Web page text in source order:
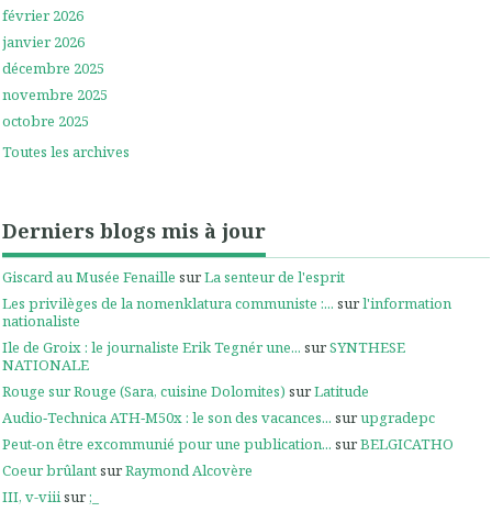
février 2026
janvier 2026
décembre 2025
novembre 2025
octobre 2025
Toutes les archives
Derniers blogs mis à jour
Giscard au Musée Fenaille surLa senteur de l'esprit
Les privilèges de la nomenklatura communiste :... surl'information
nationaliste
Ile de Groix : le journaliste Erik Tegnér une... surSYNTHESE
NATIONALE
Rouge sur Rouge (Sara, cuisine Dolomites) surLatitude
Audio‑Technica ATH‑M50x : le son des vacances... surupgradepc
Peut-on être excommunié pour une publication... surBELGICATHO
Coeur brûlantsurRaymond Alcovère
III, v-viiisur;_